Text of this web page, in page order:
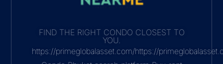
FIND THE RIGHT CONDO CLOSEST TO
YOU.
https://primeglobalasset.com/https://